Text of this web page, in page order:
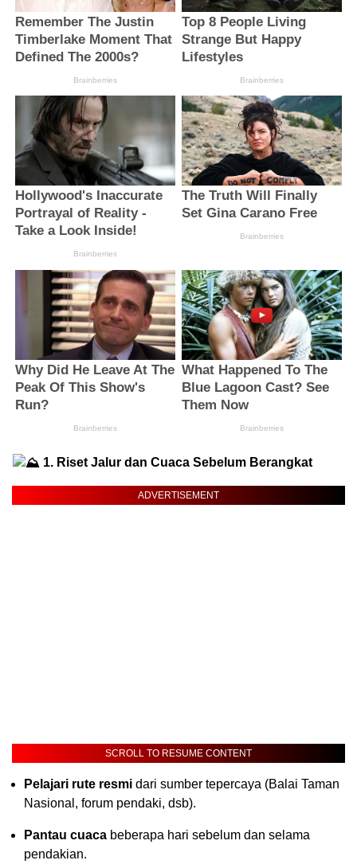
1. Riset Jalur dan Cuaca Sebelum Berangkat
ADVERTISEMENT
SCROLL TO RESUME CONTENT
Pelajari rute resmi dari sumber tepercaya (Balai Taman
Nasional, forum pendaki, dsb).
Pantau cuaca beberapa hari sebelum dan selama
pendakian.